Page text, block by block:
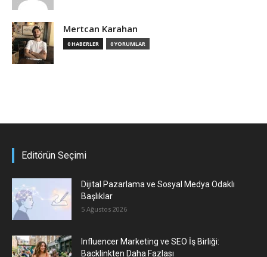
Mertcan Karahan
0 HABERLER 0 YORUMLAR
Editörün Seçimi
Dijital Pazarlama ve Sosyal Medya Odaklı
Başlıklar
5 Ağustos 2026
Influencer Marketing ve SEO İş Birliği:
Backlinkten Daha Fazlası